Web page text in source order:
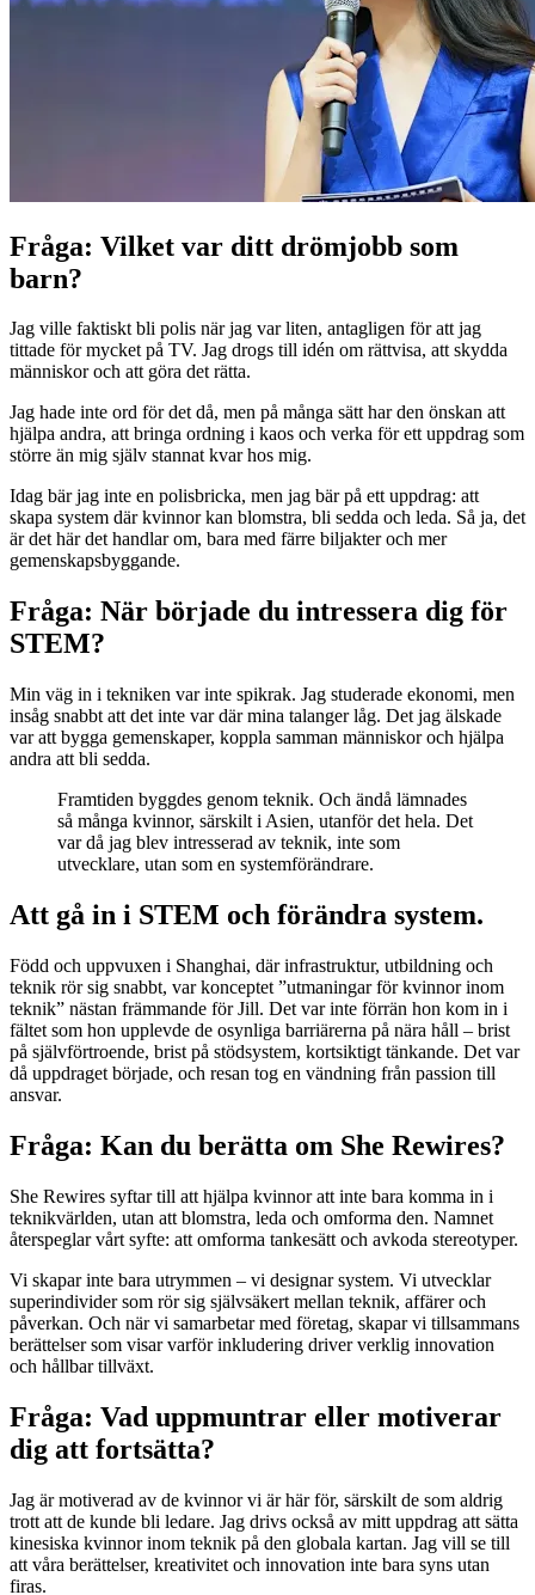
Fråga: Vilket var ditt drömjobb som
barn?
Jag ville faktiskt bli polis när jag var liten, antagligen för att jag
tittade för mycket på TV. Jag drogs till idén om rättvisa, att skydda
människor och att göra det rätta.
Jag hade inte ord för det då, men på många sätt har den önskan att
hjälpa andra, att bringa ordning i kaos och verka för ett uppdrag som
större än mig själv stannat kvar hos mig.
Idag bär jag inte en polisbricka, men jag bär på ett uppdrag: att
skapa system där kvinnor kan blomstra, bli sedda och leda. Så ja, det
är det här det handlar om, bara med färre biljakter och mer
gemenskapsbyggande.
Fråga: När började du intressera dig för
STEM?
Min väg in i tekniken var inte spikrak. Jag studerade ekonomi, men
insåg snabbt att det inte var där mina talanger låg. Det jag älskade
var att bygga gemenskaper, koppla samman människor och hjälpa
andra att bli sedda.
Framtiden byggdes genom teknik. Och ändå lämnades
så många kvinnor, särskilt i Asien, utanför det hela. Det
var då jag blev intresserad av teknik, inte som
utvecklare, utan som en systemförändrare.
Att gå in i STEM och förändra system.
Född och uppvuxen i Shanghai, där infrastruktur, utbildning och
teknik rör sig snabbt, var konceptet ”utmaningar för kvinnor inom
teknik” nästan främmande för Jill. Det var inte förrän hon kom in i
fältet som hon upplevde de osynliga barriärerna på nära håll – brist
på självförtroende, brist på stödsystem, kortsiktigt tänkande. Det var
då uppdraget började, och resan tog en vändning från passion till
ansvar.
Fråga: Kan du berätta om She Rewires?
She Rewires syftar till att hjälpa kvinnor att inte bara komma in i
teknikvärlden, utan att blomstra, leda och omforma den. Namnet
återspeglar vårt syfte: att omforma tankesätt och avkoda stereotyper.
Vi skapar inte bara utrymmen – vi designar system. Vi utvecklar
superindivider som rör sig självsäkert mellan teknik, affärer och
påverkan. Och när vi samarbetar med företag, skapar vi tillsammans
berättelser som visar varför inkludering driver verklig innovation
och hållbar tillväxt.
Fråga: Vad uppmuntrar eller motiverar
dig att fortsätta?
Jag är motiverad av de kvinnor vi är här för, särskilt de som aldrig
trott att de kunde bli ledare. Jag drivs också av mitt uppdrag att sätta
kinesiska kvinnor inom teknik på den globala kartan. Jag vill se till
att våra berättelser, kreativitet och innovation inte bara syns utan
firas.